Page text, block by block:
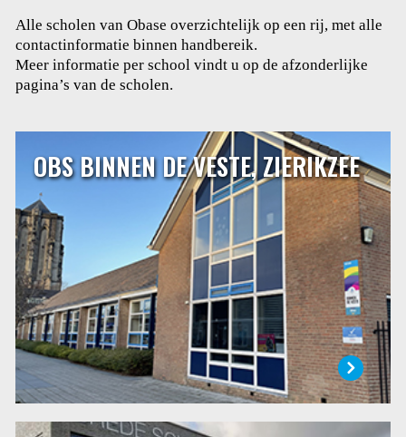
Alle scholen van Obase overzichtelijk op een rij, met alle
contactinformatie binnen handbereik.
Meer informatie per school vindt u op de afzonderlijke
pagina’s van de scholen.
OBS BINNEN DE VESTE, ZIERIKZEE
OBS BINNEN DE VESTE, ZIERIKZEE
Dalton basisschool Binnen de Veste ligt in de binnenstad
van Zierikzee. Binnen de Veste is een daltonschool. Het
daltononderwijs is gebaseerd op de volgende
grondbeginselen: zelfstandigheid, verantwoordelijkheid,
reflectie, effectiviteit en samenwerking.
LEES MEER